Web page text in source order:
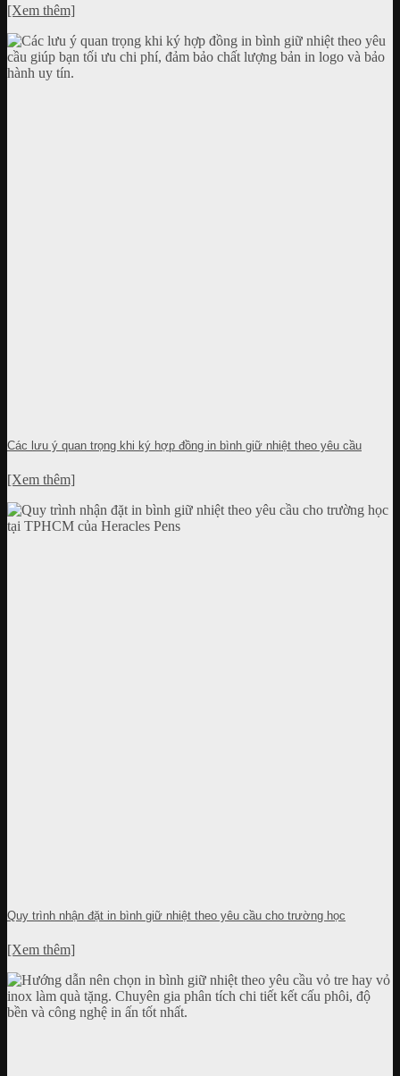
[Xem thêm]
Các lưu ý quan trọng khi ký hợp đồng in bình giữ nhiệt theo yêu cầu
[Xem thêm]
Quy trình nhận đặt in bình giữ nhiệt theo yêu cầu cho trường học
[Xem thêm]